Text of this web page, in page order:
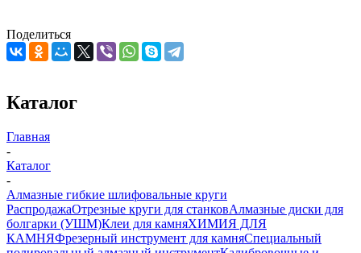
Поделиться
Каталог
Главная
-
Каталог
-
Алмазные гибкие шлифовальные круги
РаспродажаОтрезные круги для станковАлмазные диски для
болгарки (УШМ)Клеи для камняХИМИЯ ДЛЯ
КАМНЯФрезерный инструмент для камняСпециальный